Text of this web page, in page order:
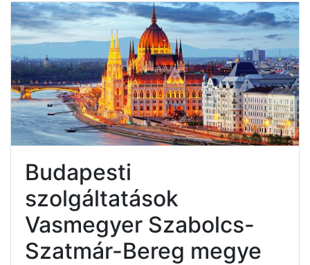
Budapesti
szolgáltatások
Vasmegyer Szabolcs-
Szatmár-Bereg megye